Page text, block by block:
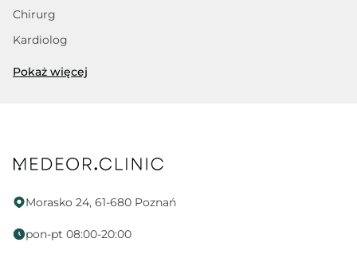
Chirurg
Kardiolog
Trycholog
Proktolog
Fizjoterapia uroginekologiczna
Ortopeda
Pokaż więcej
Morasko 24, 61-680 Poznań
pon-pt 08:00-20:00